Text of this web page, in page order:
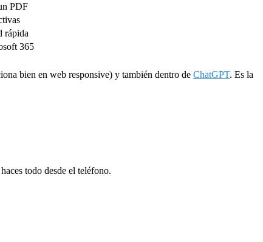
PDF
rápida
365
bien en web responsive) y también dentro de ChatGPT. Es la
todo desde el teléfono.